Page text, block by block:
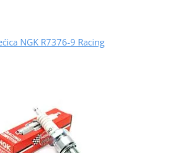
NGK R7376-9 Racing